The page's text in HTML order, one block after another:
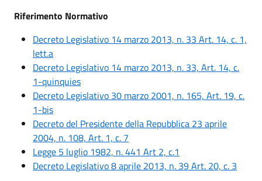
Riferimento Normativo
Decreto Legislativo 14 marzo 2013, n. 33 Art. 14, c. 1,
lett.a
Decreto Legislativo 14 marzo 2013, n. 33, Art. 14, c.
1-quinquies
Decreto Legislativo 30 marzo 2001, n. 165, Art. 19, c.
1-bis
Decreto del Presidente della Repubblica 23 aprile
2004, n. 108, Art. 1, c. 7
Legge 5 luglio 1982, n. 441 Art 2, c.1
Decreto Legislativo 8 aprile 2013, n. 39 Art. 20, c. 3